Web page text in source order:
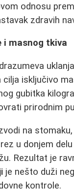
odnosu
zdravih
i masnog tkiva
isključivo
gubitka
prirodnim
na
u donjem
Rezultat je
je nešto duži
kontrole.